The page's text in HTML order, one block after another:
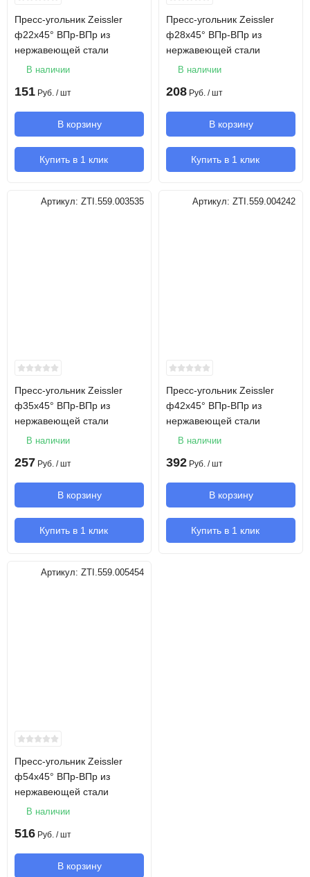
Пресс-угольник Zeissler
ф22х45° ВПр-ВПр из
нержавеющей стали
В наличии
151 Руб. / шт
В корзину
Купить в 1 клик
Пресс-угольник Zeissler
ф28х45° ВПр-ВПр из
нержавеющей стали
В наличии
208 Руб. / шт
В корзину
Купить в 1 клик
Артикул: ZTI.559.003535
Пресс-угольник Zeissler
ф35х45° ВПр-ВПр из
нержавеющей стали
В наличии
257 Руб. / шт
В корзину
Купить в 1 клик
Артикул: ZTI.559.004242
Пресс-угольник Zeissler
ф42х45° ВПр-ВПр из
нержавеющей стали
В наличии
392 Руб. / шт
В корзину
Купить в 1 клик
Артикул: ZTI.559.005454
Пресс-угольник Zeissler
ф54х45° ВПр-ВПр из
нержавеющей стали
В наличии
516 Руб. / шт
В корзину